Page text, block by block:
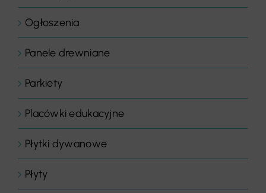
Ogłoszenia
Panele drewniane
Parkiety
Placówki edukacyjne
Płytki dywanowe
Płyty